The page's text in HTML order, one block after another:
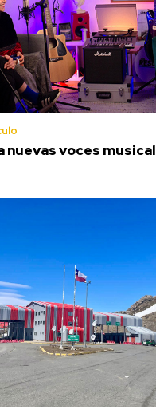
nuevas voces